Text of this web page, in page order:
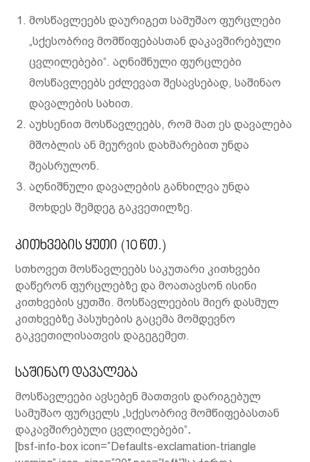
მოსწავლეებს დაურიგეთ სამუშაო ფურცლები
„სქესობრივ მომწიფებასთან დაკავშირებული
ცვლილებები“. აღნიშნული ფურცლები
მოსწავლეებს ეძლევათ შესავსებად, საშინაო
დავალების სახით.
აუხსენით მოსწავლეებს, რომ მათ ეს დავალება
მშობლის ან მეურვის დახმარებით უნდა
შეასრულონ.
აღნიშნული დავალების განხილვა უნდა
მოხდეს შემდეგ გაკვეთილზე.
კითხვების ყუთი (10 წთ.)
სთხოვეთ მოსწავლეებს საკუთარი კითხვები
დაწერონ ფურცლებზე და მოათავსონ ისინი
კითხვების ყუთში. მოსწავლეების მიერ დასმულ
კითხვებზე პასუხების გაცემა მომდევნო
გაკვეთილისათვის დაგეგემეთ.
საშინაო დავალება
მოსწავლეები ავსებენ მათთვის დარიგებულ
სამუშაო ფურცელს „სქესობრივ მომწიფებასთან
დაკავშირებული ცვლილებები“.
[bsf-info-box icon=”Defaults-exclamation-triangle